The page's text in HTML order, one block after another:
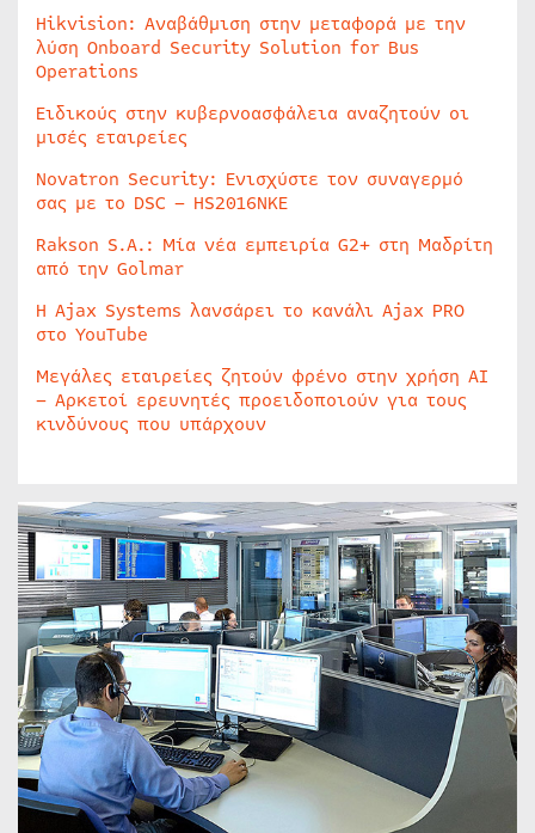
Hikvision: Αναβάθμιση στην μεταφορά με την
λύση Onboard Security Solution for Bus
Operations
Ειδικούς στην κυβερνοασφάλεια αναζητούν οι
μισές εταιρείες
Novatron Security: Ενισχύστε τον συναγερμό
σας με το DSC – HS2016NKE
Rakson S.A.: Μία νέα εμπειρία G2+ στη Μαδρίτη
από την Golmar
Η Ajax Systems λανσάρει το κανάλι Ajax PRO
στο YouTube
Μεγάλες εταιρείες ζητούν φρένο στην χρήση AI
– Αρκετοί ερευνητές προειδοποιούν για τους
κινδύνους που υπάρχουν